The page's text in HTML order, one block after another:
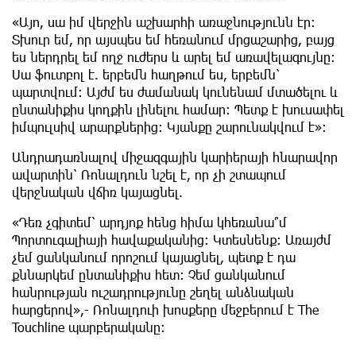
​«Այո, սա իմ վերջին աշխարհի առաջնությունն էր։
Տխուր եմ, որ այսպես եմ հեռանում մրցաշարից, բայց
ես ներդրել եմ ողջ ուժերս և արել եմ առավելագույնը։
Սա ֆուտբոլ է. երբեմն հաղթում ես, երբեմն՝
պարտվում։ Այժմ ես ժամանակ կունենամ մտածելու և
ընտանիքիս կողքին լինելու համար։ Պետք է խուսափել
իմպուլսիվ արարքներից։ Կյանքը շարունակվում է»։
​Անդրադառնալով միջազգային կարիերայի հնարավոր
ավարտին՝ Ռոնալդուն նշել է, որ չի շտապում
վերջնական վճիռ կայացնել.
​«Դեռ չգիտեմ՝ արդյոք հենց հիմա կհեռանա՞մ
Պորտուգալիայի հավաքականից։ Կտեսնենք։ Առայժմ
չեմ ցանկանում որոշում կայացնել, պետք է դա
քննարկեմ ընտանիքիս հետ։ Չեմ ցանկանում
հանրության ուշադրությունը շեղել անձնական
հարցերով»,- Ռոնալդուի խոսքերը մեջբերում է The
Touchline պարբերականը։